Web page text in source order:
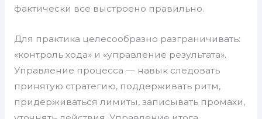
фактически все выстроено правильно.
Для практика целесообразно разграничивать:
«контроль хода» и «управление результата».
Управление процесса — навык следовать
принятую стратегию, поддерживать ритм,
придерживаться лимиты, записывать промахи,